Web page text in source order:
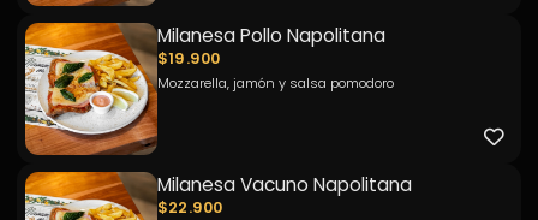
Milanesa Pollo Napolitana
$19.900
Mozzarella, jamón y salsa pomodoro
Milanesa Vacuno Napolitana
$22.900